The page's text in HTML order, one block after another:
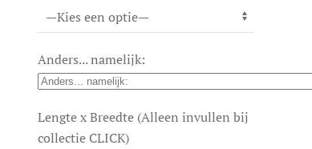
Anders... namelijk:
Lengte x Breedte (Alleen invullen bij
collectie CLICK)